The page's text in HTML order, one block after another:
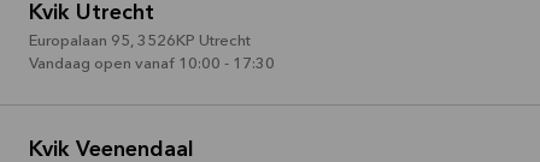
Kvik Utrecht
Europalaan 95, 3526KP Utrecht
Vandaag open vanaf 10:00 - 17:30
Kvik Veenendaal